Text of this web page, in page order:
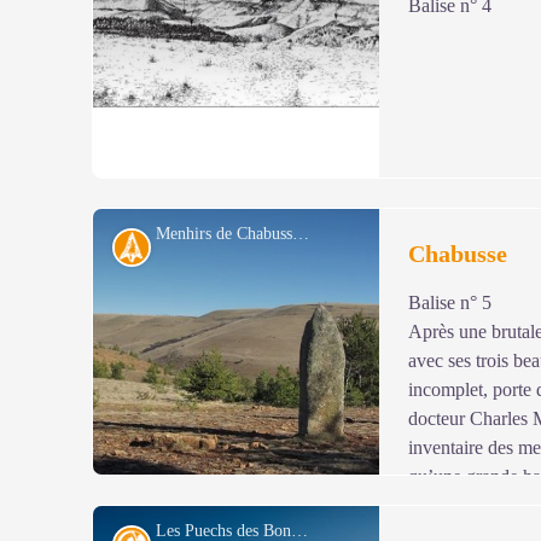
Voir l'image en plein écran
Voir l'image en plein écran
Balise n° 4
Menhirs de Chabusse - © Eddie Balaye
Archéologie Chabusse
Balise n° 5
Après une
avec ses trois
incomplet, porte
docteur Charles
inventaire des
qu’une grande
élément et d’autres, découverts plus récemment (silex
confirment une occupation humaine contemporaine
Les Puechs des Bondons vus du Rocher des Laubies - © Jean-Pierre Malafosse